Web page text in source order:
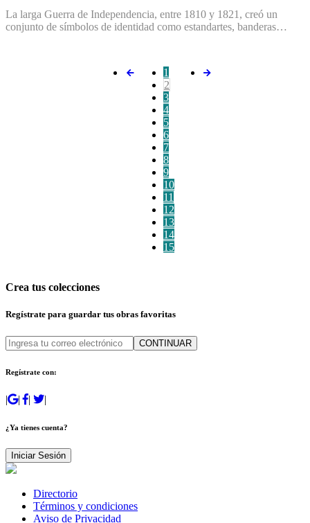
La larga Guerra de Independencia, entre 1810 y 1821, creó un
conjunto de símbolos de identidad como estandartes, banderas…
1
2
3
4
5
6
7
8
9
10
11
12
13
14
15
Crea tus colecciones
Regístrate para guardar tus obras favoritas
CONTINUAR
Regístrate con:
| | | |
¿Ya tienes cuenta?
Iniciar Sesión
Directorio
Términos y condiciones
Aviso de Privacidad